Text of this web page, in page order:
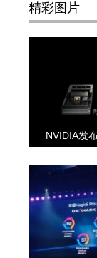
精彩图片
NVIDIA发